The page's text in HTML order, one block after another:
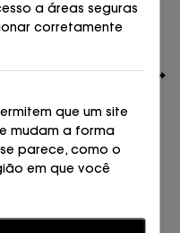
a áreas seguras
corretamente
que um site
mudam a forma
parece, como o
em que você